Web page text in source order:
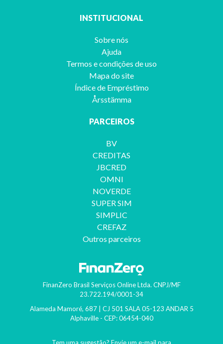
INSTITUCIONAL
Sobre nós
Ajuda
Termos e condições de uso
Mapa do site
Índice de Empréstimo
Årsstämma
PARCEIROS
BV
CREDITAS
JBCRED
OMNI
NOVERDE
SUPER SIM
SIMPLIC
CREFAZ
Outros parceiros
FinanZero Brasil Serviços Online Ltda. CNPJ/MF
23.722.194/0001-34
Alameda Mamoré, 687 | CJ 501 SALA 05-123 ANDAR 5
Alphaville- CEP: 06454-040